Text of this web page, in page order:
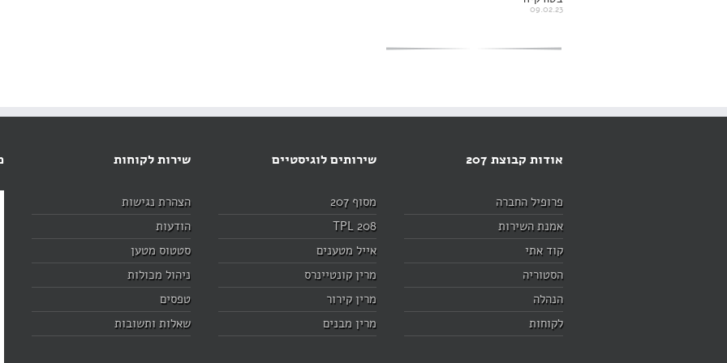
09.02.23
אודות קבוצת 207
פרופיל החברה
אמנת השירות
קוד אתי
הסטוריה
הנהלה
לקוחות
שירותים לוגיסטיים
מסוף 207
TPL 208
אייל מטענים
מרין קונטיינרס
מרין קירור
מרין מבנים
שירות לקוחות
הצהרת נגישות
הודעות
סטטוס מטען
ניהול מכולות
טפסים
שאלות ותשובות